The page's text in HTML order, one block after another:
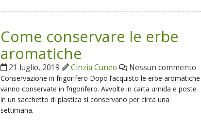
Come conservare le erbe
aromatiche
21 luglio, 2019 Cinzia Cuneo Nessun commento
Conservazione in frigorifero Dopo l’acquisto le erbe aromatiche
vanno conservate in frigorifero. Avvolte in carta umida e poste
in un sacchetto di plastica si conservano per circa una
settimana.